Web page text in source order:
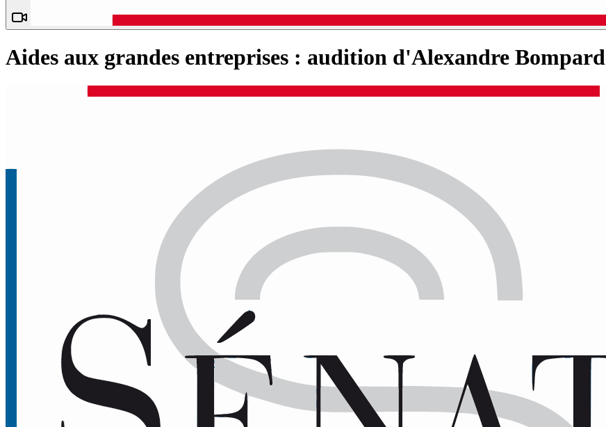
Aides aux grandes entreprises : audition d'Alexandre Bompard